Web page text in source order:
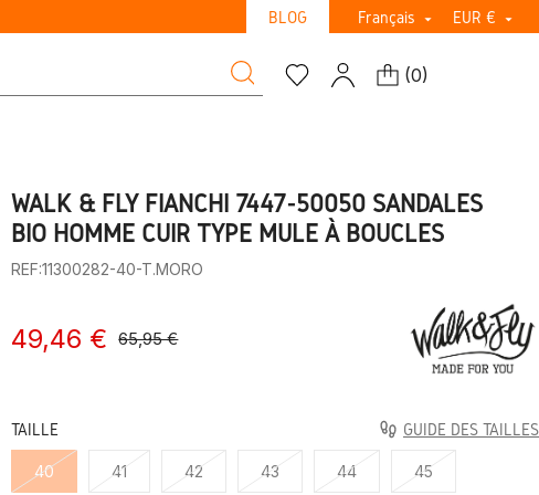
BLOG Français  EUR € 
(0)
WALK & FLY FIANCHI 7447-50050 SANDALES
BIO HOMME CUIR TYPE MULE À BOUCLES
REF:11300282-40-T.MORO
49,46 € 65,95 €
TAILLE GUIDE DES TAILLES
40 41 42 43 44 45